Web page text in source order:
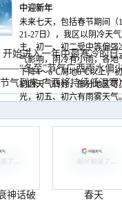
中迎新年
未来七天，包括春节期间（
21-27日），我区以阴冷天
主，初一、初二受中等偏强
气影响，阴冷有小雨，各地
下降4～6℃局地8℃以上，初
初四天气转好，部分地区可
光，初五、初六有雨雾天气
开始进入一年中最寒冷的日
冬至”节气广西雨水偏
气到来 广西将持续低温寒
神话破
春天